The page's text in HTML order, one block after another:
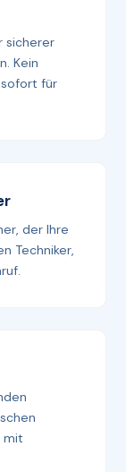
sicherer
Kein
sofort für
der Ihre
Techniker,
mit